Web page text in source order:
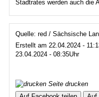
Stadtrates werden auch die
Quelle: red / Sächsische
Erstellt am 22.04.2024 -
23.04.2024 - 08:35Uhr
Seite drucken